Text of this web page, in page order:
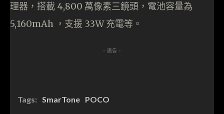
理器，搭載 4,800 萬像素三鏡頭，電池容量為
5,160mAh ，支援 33W 充電等。
- 廣告 -
Tags: SmarTone POCO